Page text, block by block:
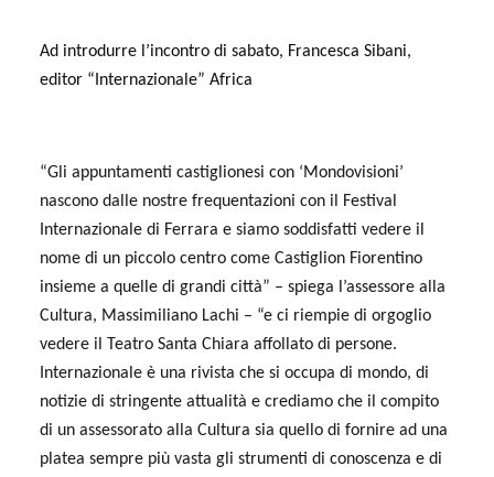
Ad introdurre l’incontro di sabato, Francesca Sibani,
editor “Internazionale” Africa
“Gli appuntamenti castiglionesi con ‘Mondovisioni’
nascono dalle nostre frequentazioni con il Festival
Internazionale di Ferrara e siamo soddisfatti vedere il
nome di un piccolo centro come Castiglion Fiorentino
insieme a quelle di grandi città” – spiega l’assessore alla
Cultura, Massimiliano Lachi – “e ci riempie di orgoglio
vedere il Teatro Santa Chiara affollato di persone.
Internazionale è una rivista che si occupa di mondo, di
notizie di stringente attualità e crediamo che il compito
di un assessorato alla Cultura sia quello di fornire ad una
platea sempre più vasta gli strumenti di conoscenza e di